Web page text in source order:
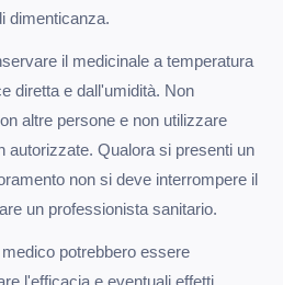
dimenticanza.
il medicinale a temperatura
diretta e dall'umidità. Non
altre persone e non utilizzare
autorizzate. Qualora si presenti un
non si deve interrompere il
un professionista sanitario.
potrebbero essere
l'efficacia e eventuali effetti